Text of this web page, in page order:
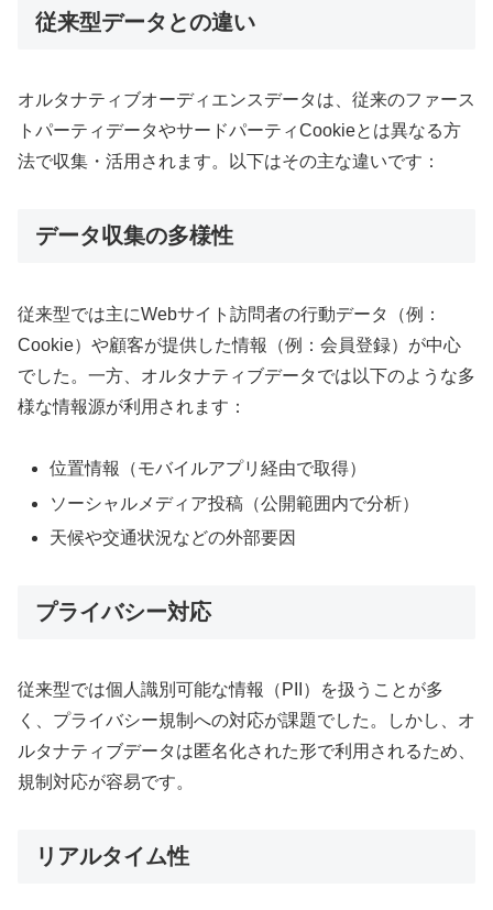
従来型データとの違い
オルタナティブオーディエンスデータは、従来のファース
トパーティデータやサードパーティCookieとは異なる方
法で収集・活用されます。以下はその主な違いです：
データ収集の多様性
従来型では主にWebサイト訪問者の行動データ（例：
Cookie）や顧客が提供した情報（例：会員登録）が中心
でした。一方、オルタナティブデータでは以下のような多
様な情報源が利用されます：
位置情報（モバイルアプリ経由で取得）
ソーシャルメディア投稿（公開範囲内で分析）
天候や交通状況などの外部要因
プライバシー対応
従来型では個人識別可能な情報（PII）を扱うことが多
く、プライバシー規制への対応が課題でした。しかし、オ
ルタナティブデータは匿名化された形で利用されるため、
規制対応が容易です。
リアルタイム性